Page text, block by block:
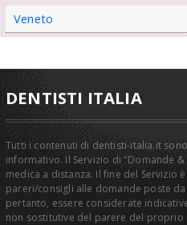
Veneto
DENTISTI ITALIA
Tutti i contenuti di dentisti-italia.it
informativo. Il Servizio di "Domande
medica a distanza. Il fine del Servizio
pareri/consigli alle domande poste
pertanto, essere considerate
non sostitutive del parere del proprio